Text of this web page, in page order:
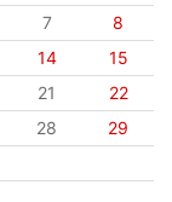
7
8
14
15
21
22
28
29